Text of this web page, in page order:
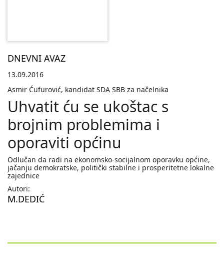
DNEVNI AVAZ
13.09.2016
Asmir Ćufurović, kandidat SDA SBB za načelnika
Uhvatit ću se ukoštac s
brojnim problemima i
oporaviti općinu
Odlučan da radi na ekonomsko-socijalnom oporavku općine,
jačanju demokratske, politički stabilne i prosperitetne lokalne
zajednice
Autori:
M.DEDIĆ